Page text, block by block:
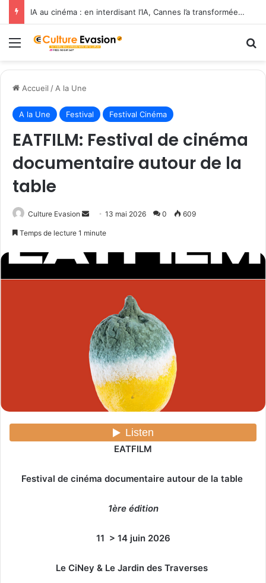
IA au cinéma : en interdisant l’IA, Cannes l’a transformée en label de luxe
Menu
Accueil / A la Une
A la Une Festival Festival Cinéma
EATFILM: Festival de cinéma
documentaire autour de la
table
Culture Evasion
c
o
u
i
l
13 mai 2026 0 609
Temps de lecture 1 minute
EATFILM
Festival de cinéma documentaire autour de la table
1ère édition
11 > 14 juin 2026
Le CiNey & Le Jardin des Traverses